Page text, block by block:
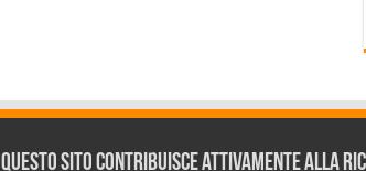
Questo sito contribuisce attivamente alla